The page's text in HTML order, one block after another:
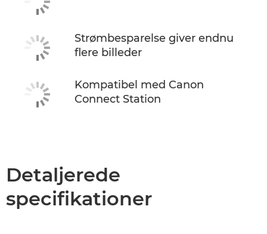
Strømbesparelse giver endnu
flere billeder
Kompatibel med Canon
Connect Station
Detaljerede
specifikationer